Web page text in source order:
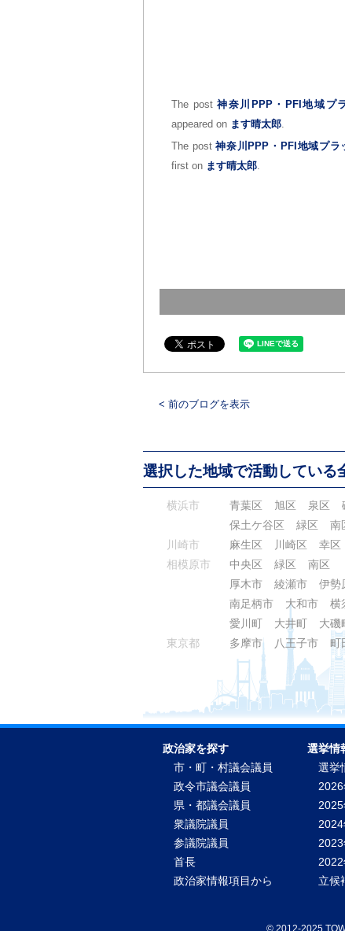
The post神奈川PPP・PFI地域プ
appeared on ます晴太郎
The post神奈川PPP・PFI地域プラ
first on ます晴太郎.
< 前のブログを表示
選択した地域で活動している
横浜市 青葉区 旭区 泉区
保土ケ谷区
緑区
南
川崎市
麻生区 川崎区 幸区
相模原市
中央区 緑区
南区
厚木市
綾瀬市 伊勢
南足柄市
大和市
横
愛川町
大井町 大磯
東京都
多摩市 八王子市 町
政治家を探す
市・町・村議会議員
政令市議会議員
県・都議会議員
衆議院議員
参議院議員
首長
政治家情報項目から
選挙情
選挙
立候
©2012-2025